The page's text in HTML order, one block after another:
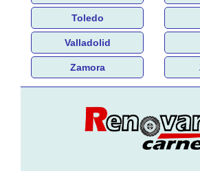
Toledo
Valladolid
Zamora